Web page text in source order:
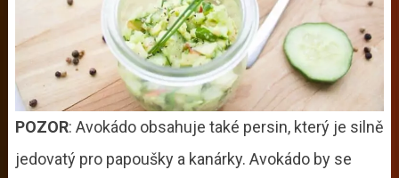
POZOR: Avokádo obsahuje také persin, který je silně
jedovatý pro papoušky a kanárky. Avokádo by se